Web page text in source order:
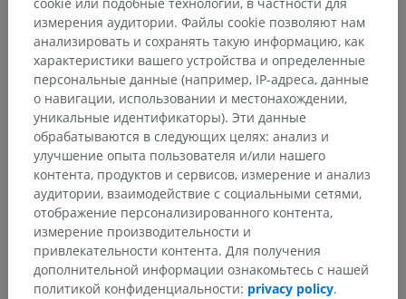
cookie или подобные технологии, в частности для
измерения аудитории. Файлы cookie позволяют нам
анализировать и сохранять такую информацию, как
характеристики вашего устройства и определенные
персональные данные (например, IP-адреса, данные
о навигации, использовании и местонахождении,
уникальные идентификаторы). Эти данные
обрабатываются в следующих целях: анализ и
улучшение опыта пользователя и/или нашего
контента, продуктов и сервисов, измерение и анализ
аудитории, взаимодействие с социальными сетями,
отображение персонализированного контента,
измерение производительности и
привлекательности контента. Для получения
дополнительной информации ознакомьтесь с нашей
политикой конфиденциальности: privacy policy.